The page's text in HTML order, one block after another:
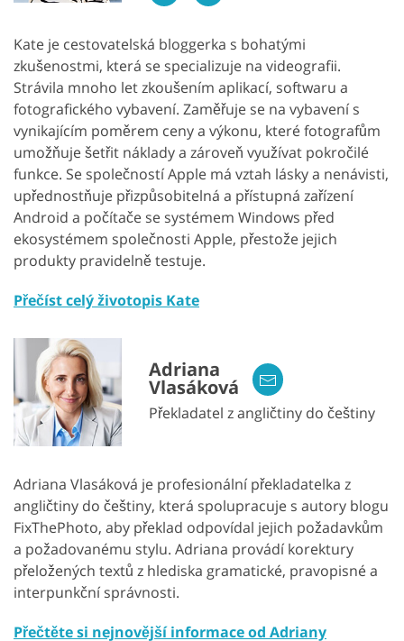
Kate je cestovatelská bloggerka s bohatými
zkušenostmi, která se specializuje na videografii.
Strávila mnoho let zkoušením aplikací, softwaru a
fotografického vybavení. Zaměřuje se na vybavení s
vynikajícím poměrem ceny a výkonu, které fotografům
umožňuje šetřit náklady a zároveň využívat pokročilé
funkce. Se společností Apple má vztah lásky a nenávisti,
upřednostňuje přizpůsobitelná a přístupná zařízení
Android a počítače se systémem Windows před
ekosystémem společnosti Apple, přestože jejich
produkty pravidelně testuje.
Přečíst celý životopis Kate
Adriana
Vlasáková
Překladatel z angličtiny do češtiny
Adriana Vlasáková je profesionální překladatelka z
angličtiny do češtiny, která spolupracuje s autory blogu
FixThePhoto, aby překlad odpovídal jejich požadavkům
a požadovanému stylu. Adriana provádí korektury
přeložených textů z hlediska gramatické, pravopisné a
interpunkční správnosti.
Přečtěte si nejnovější informace od Adriany